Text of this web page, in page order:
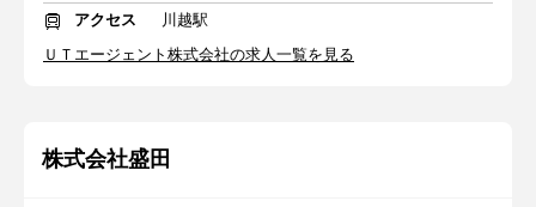
アクセス
川越駅
ＵＴエージェント株式会社の求人一覧を見る
株式会社盛田